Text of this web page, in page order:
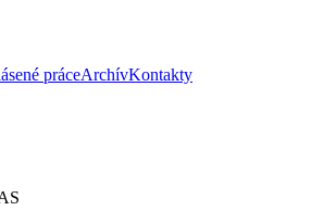
práceArchívKontakty